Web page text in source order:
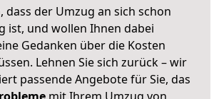
dass der Umzug an sich schon
ist, und wollen Ihnen dabei
Gedanken über die Kosten
Lehnen Sie sich zurück – wir
passende Angebote für Sie, das